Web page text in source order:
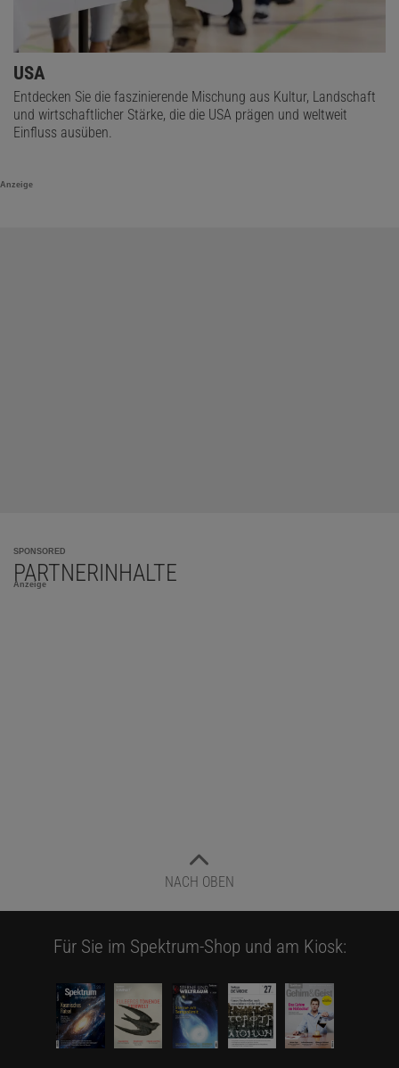
USA
Entdecken Sie die faszinierende Mischung aus Kultur, Landschaft
und wirtschaftlicher Stärke, die die USA prägen und weltweit
Einfluss ausüben.
Anzeige
SPONSORED
PARTNERINHALTE
Anzeige
NACH OBEN
Für Sie im Spektrum-Shop und am Kiosk: